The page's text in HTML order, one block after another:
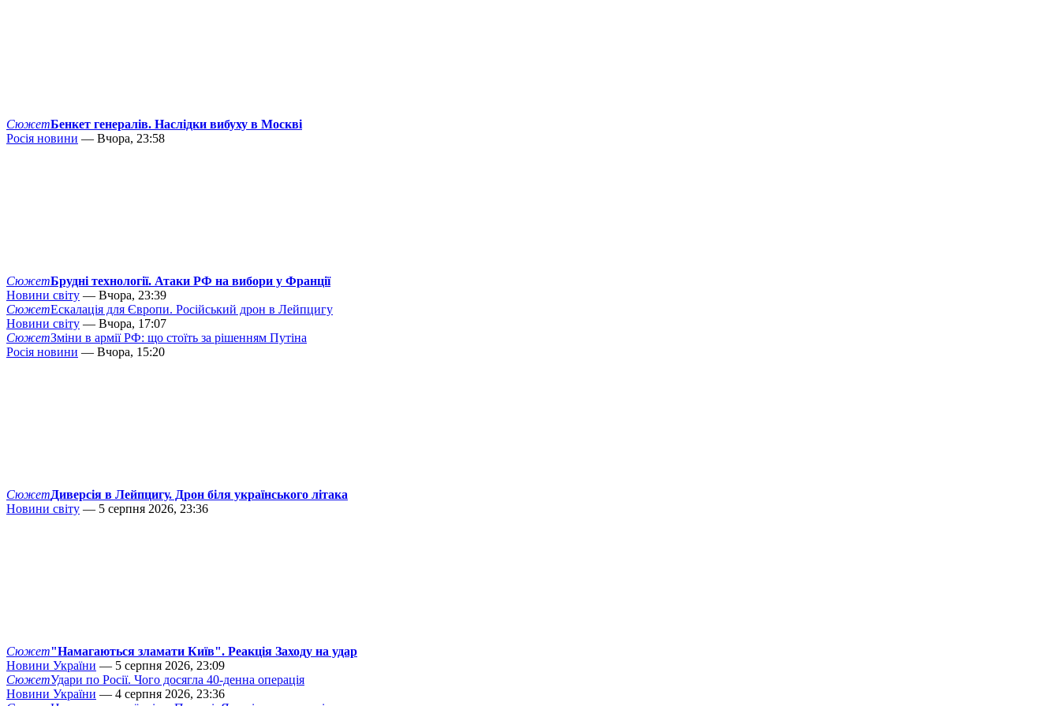
СюжетБенкет генералів. Наслідки вибуху в Москві
Росія новини — Вчора, 23:58
СюжетБрудні технології. Атаки РФ на вибори у Франції
Новини світу — Вчора, 23:39
СюжетЕскалація для Європи. Російський дрон в Лейпцигу
Новини світу — Вчора, 17:07
СюжетЗміни в армії РФ: що стоїть за рішенням Путіна
Росія новини — Вчора, 15:20
СюжетДиверсія в Лейпцигу. Дрон біля українського літака
Новини світу — 5 серпня 2026, 23:36
Сюжет"Намагаються зламати Київ". Реакція Заходу на удар
Новини України — 5 серпня 2026, 23:09
СюжетУдари по Росії. Чого досягла 40-денна операція
Новини України — 4 серпня 2026, 23:36